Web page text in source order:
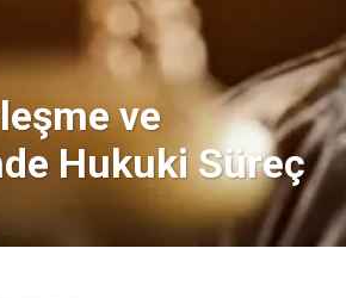
ve
Hukuki Süreç